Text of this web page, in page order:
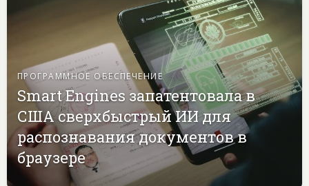
ПРОГРАММНОЕ ОБЕСПЕЧЕНИЕ
Smart Engines запатентовала в
США сверхбыстрый ИИ для
распознавания документов в
браузере